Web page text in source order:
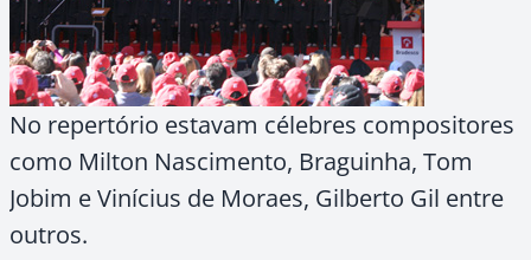
No repertório estavam célebres compositores
como Milton Nascimento, Braguinha, Tom
Jobim e Vinícius de Moraes, Gilberto Gil entre
outros.